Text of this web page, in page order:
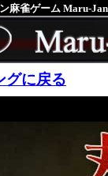
麻雀ゲーム Maru-Jan
グに戻る